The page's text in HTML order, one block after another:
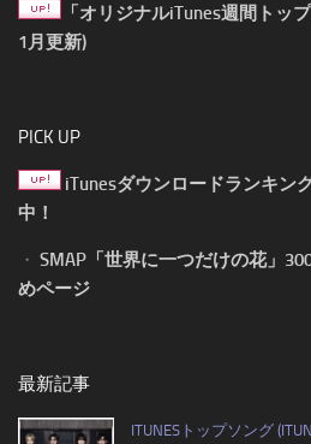
「オリジナルiTunes週間トッ
1月更新)
PICK UP
iTunesダウンロードランキン
中！
・ SMAP「世界に一つだけの花」
めページ
最新記事
ITUNESトップソング